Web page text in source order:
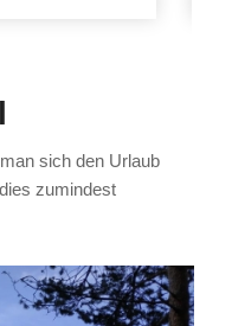
sich den Urlaub
zumindest